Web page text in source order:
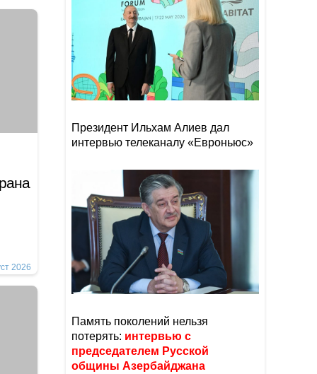
2026
Президент Ильхам Алиев дал
интервью телеканалу «Евроньюс»
Память поколений нельзя
потерять: интервью с
председателем Русской
общины Азербайджана